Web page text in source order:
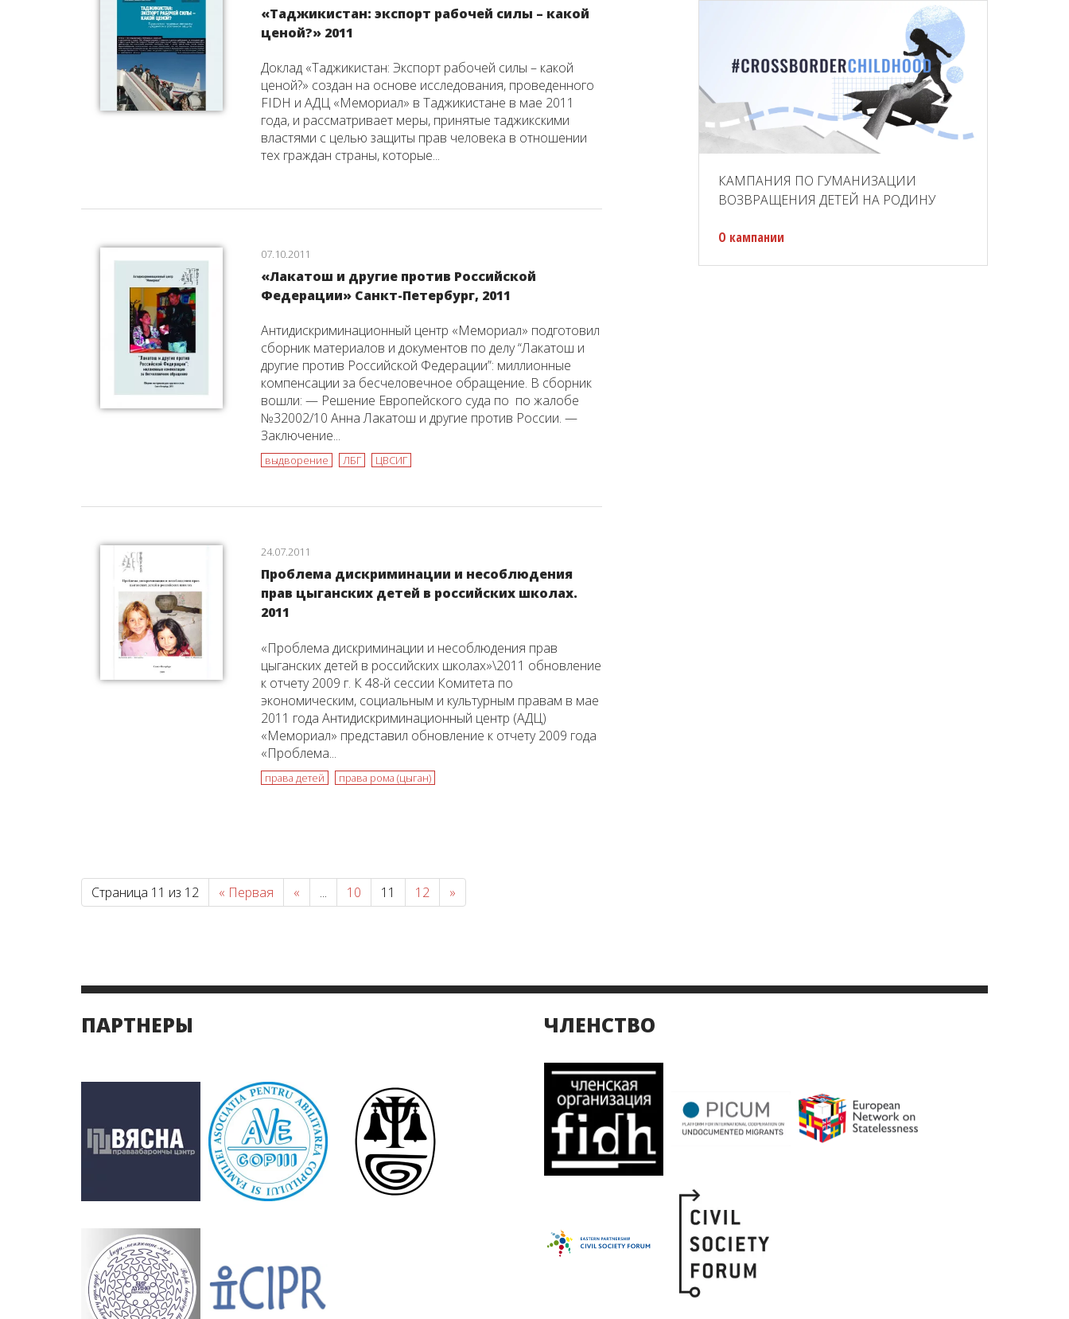
«Таджикистан: экспорт рабочей силы – какой
ценой?» 2011
Доклад «Таджикистан: Экспорт рабочей силы – какой
ценой?» создан на основе исследования, проведенного
FIDH и АДЦ «Мемориал» в Таджикистане в мае 2011
года, и рассматривает меры, принятые таджикскими
властями с целью защиты прав человека в отношении
тех граждан страны, которые...
07.10.2011
«Лакатош и другие против Российской
Федерации» Санкт-Петербург, 2011
Антидискриминационный центр «Мемориал» подготовил
сборник материалов и документов по делу “Лакатош и
другие против Российской Федерации”: миллионные
компенсации за бесчеловечное обращение. В сборник
вошли: — Решение Европейского суда по по жалобе
№32002/10 Анна Лакатош и другие против России. —
Заключение...
выдворение ЛБГ ЦВСИГ
24.07.2011
Проблема дискриминации и несоблюдения
прав цыганских детей в российских школах.
2011
«Проблема дискриминации и несоблюдения прав
цыганских детей в российских школах»\2011 обновление
к отчету 2009 г. К 48-й сессии Комитета по
экономическим, социальным и культурным правам в мае
2011 года Антидискриминационный центр (АДЦ)
«Мемориал» представил обновление к отчету 2009 года
«Проблема...
права детей права рома (цыган)
Страница 11 из 12 « Первая « ... 10 11 12 »
КАМПАНИЯ ПО ГУМАНИЗАЦИИ
ВОЗВРАЩЕНИЯ ДЕТЕЙ НА РОДИНУ
О кампании
ПАРТНЕРЫ ЧЛЕНСТВО